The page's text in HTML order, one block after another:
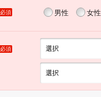
必須 男性 女性
必須